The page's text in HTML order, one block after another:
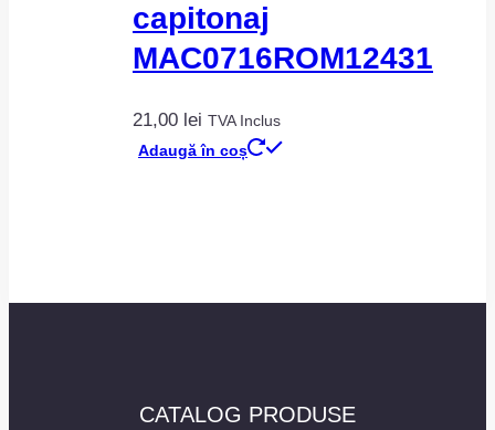
capitonaj
MAC0716ROM12431
21,00 lei TVA Inclus
Adaugă în coș
CATALOG PRODUSE